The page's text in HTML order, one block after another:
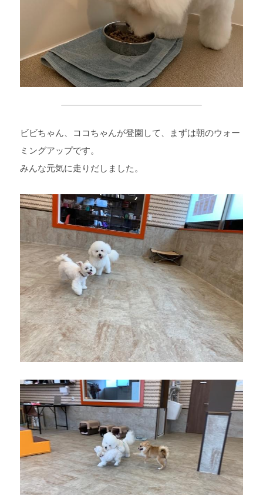
ビビちゃん、ココちゃんが登園して、まずは朝のウォー
ミングアップです。
みんな元気に走りだしました。